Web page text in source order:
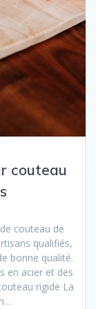
couteau
couteau de
qualifiés,
bonne qualité.
en acier et des
rigide La